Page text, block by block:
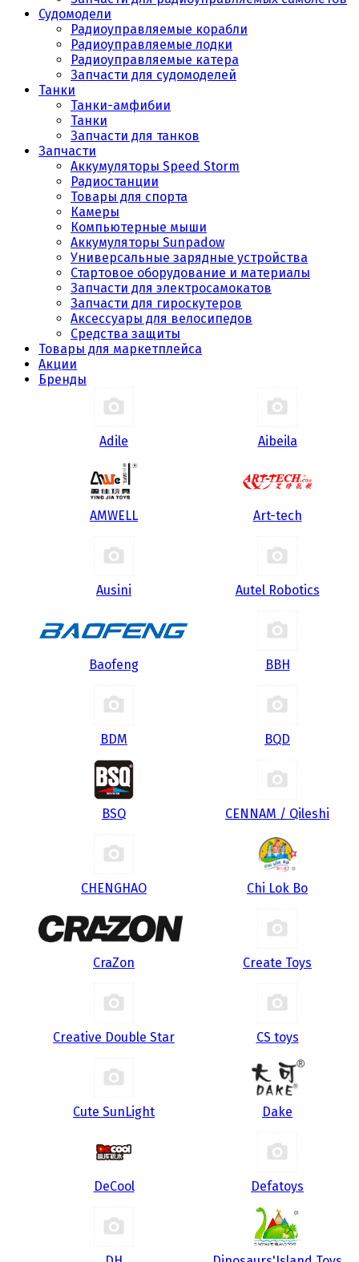
Судомодели
Радиоуправляемые корабли
Радиоуправляемые лодки
Радиоуправляемые катера
Запчасти для судомоделей
Танки
Танки-амфибии
Танки
Запчасти для танков
Запчасти
Аккумуляторы Speed Storm
Радиостанции
Товары для спорта
Камеры
Компьютерные мыши
Аккумуляторы Sunpadow
Универсальные зарядные устройства
Стартовое оборудование и материалы
Запчасти для электросамокатов
Запчасти для гироскутеров
Аксессуары для велосипедов
Средства защиты
Товары для маркетплейса
Акции
Бренды
Adile Aibeila
AMWELL Art-tech
Ausini Autel Robotics
Baofeng BBH
BDM BQD
BSQ CENNAM / Qileshi
CHENGHAO Chi Lok Bo
CraZon Create Toys
Creative Double Star CS toys
Cute SunLight Dake
DeCool Defatoys